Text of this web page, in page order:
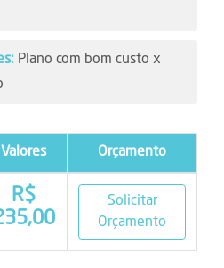
Plano com bom custo x
Valores Orçamento
R$
Solicitar
Orçamento